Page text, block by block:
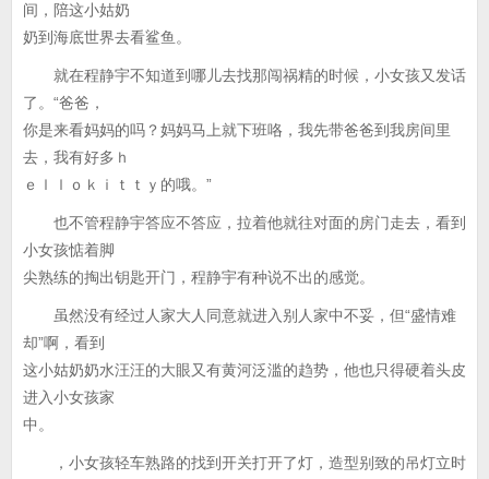
间，陪这小姑奶
奶到海底世界去看鲨鱼。
就在程静宇不知道到哪儿去找那闯祸精的时候，小女孩又发话
了。“爸爸，
你是来看妈妈的吗？妈妈马上就下班咯，我先带爸爸到我房间里
去，我有好多ｈ
ｅｌｌｏｋｉｔｔｙ的哦。”
也不管程静宇答应不答应，拉着他就往对面的房门走去，看到
小女孩惦着脚
尖熟练的掏出钥匙开门，程静宇有种说不出的感觉。
虽然没有经过人家大人同意就进入别人家中不妥，但“盛情难
却”啊，看到
这小姑奶奶水汪汪的大眼又有黄河泛滥的趋势，他也只得硬着头皮
进入小女孩家
中。
，小女孩轻车熟路的找到开关打开了灯，造型别致的吊灯立时